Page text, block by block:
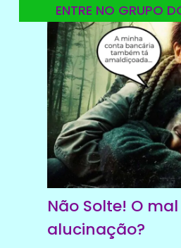
ENTRE NO GRUPO
Não Solte! O
alucinação?